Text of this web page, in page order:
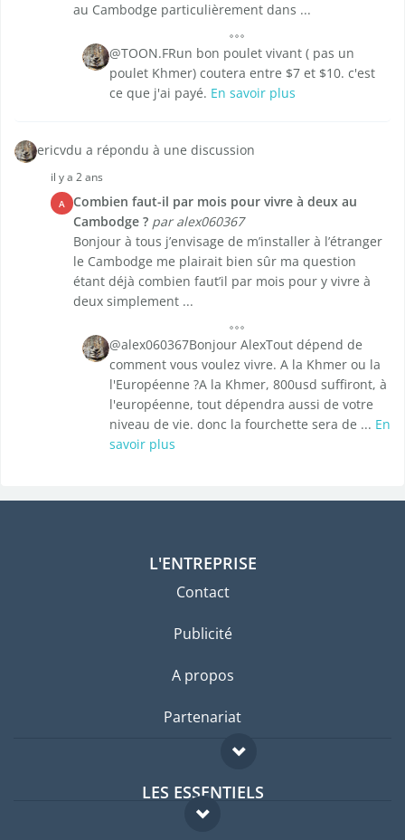
au Cambodge particulièrement dans ...
@TOON.FRun bon poulet vivant ( pas un
poulet Khmer) coutera entre $7 et $10. c'est
ce que j'ai payé. En savoir plus
ericvdu a répondu à une discussion
il y a 2 ans
A
Combien faut-il par mois pour vivre à deux au
Cambodge ? par alex060367
Bonjour à tous j’envisage de m’installer à l’étranger
le Cambodge me plairait bien sûr ma question
étant déjà combien faut’il par mois pour y vivre à
deux simplement ...
@alex060367Bonjour AlexTout dépend de
comment vous voulez vivre. A la Khmer ou la
l'Européenne ?A la Khmer, 800usd suffiront, à
l'européenne, tout dépendra aussi de votre
niveau de vie. donc la fourchette sera de ... En
savoir plus
L'ENTREPRISE
Contact
Publicité
A propos
Partenariat
LES ESSENTIELS
Forum expatriés